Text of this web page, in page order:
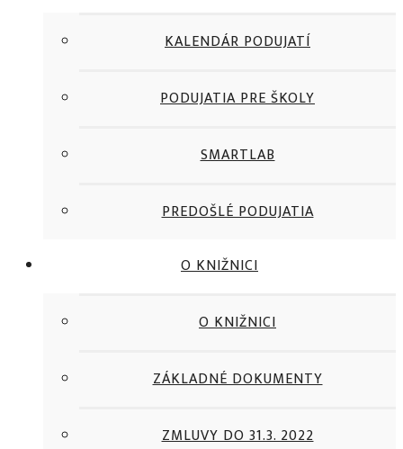
KALENDÁR PODUJATÍ
PODUJATIA PRE ŠKOLY
SMARTLAB
PREDOŠLÉ PODUJATIA
O KNIŽNICI
O KNIŽNICI
ZÁKLADNÉ DOKUMENTY
ZMLUVY DO 31.3. 2022